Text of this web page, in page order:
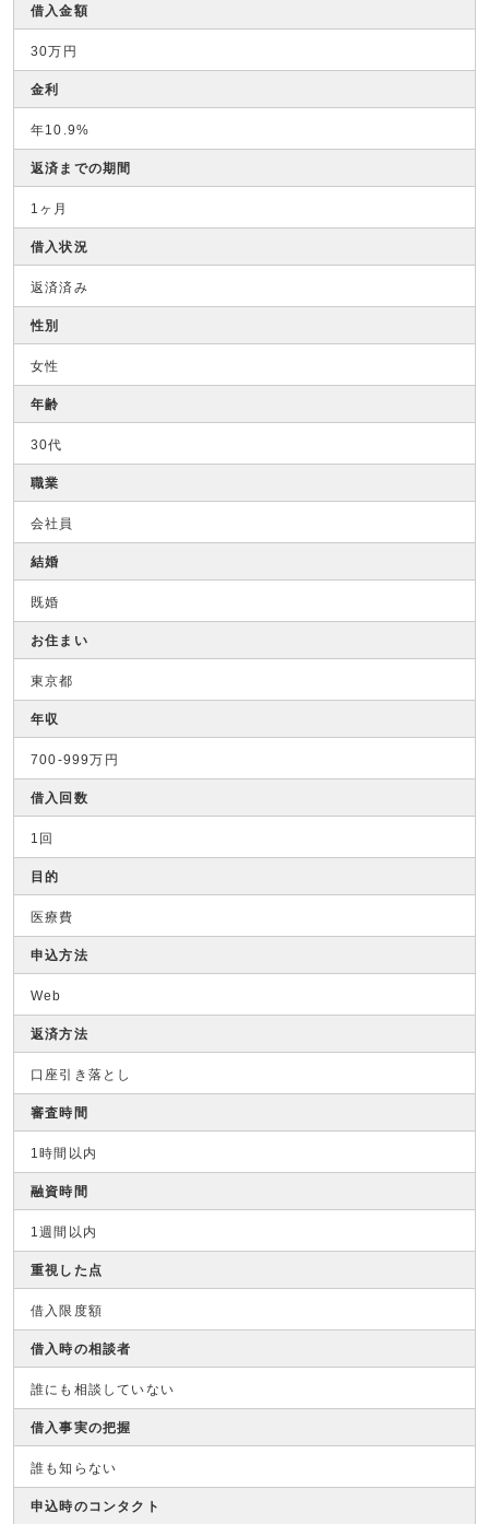
借入金額
30万円
金利
年10.9%
返済までの期間
1ヶ月
借入状況
返済済み
性別
女性
年齢
30代
職業
会社員
結婚
既婚
お住まい
東京都
年収
700-999万円
借入回数
1回
目的
医療費
申込方法
Web
返済方法
口座引き落とし
審査時間
1時間以内
融資時間
1週間以内
重視した点
借入限度額
借入時の相談者
誰にも相談していない
借入事実の把握
誰も知らない
申込時のコンタクト